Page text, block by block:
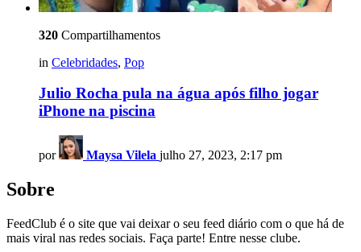
320 Compartilhamentos
in Celebridades, Pop
Julio Rocha pula na água após filho jogar
iPhone na piscina
por Maysa Vilela julho 27, 2023, 2:17 pm
Sobre
FeedClub é o site que vai deixar o seu feed diário com o que há de
mais viral nas redes sociais. Faça parte! Entre nesse clube.